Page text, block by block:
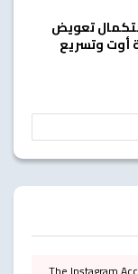
تعويض
أوت وتسريع